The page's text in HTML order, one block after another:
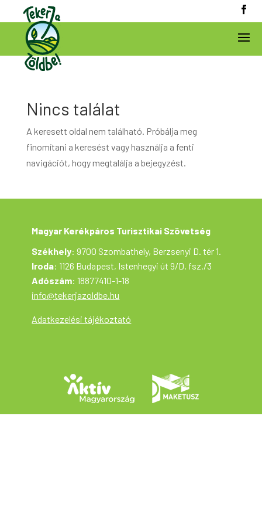
Nincs találat
A keresett oldal nem található. Próbálja meg
finomítani a keresést vagy használja a fenti
navigációt, hogy megtalálja a bejegyzést.
Magyar Kerékpáros Turisztikai Szövetség
Székhely: 9700 Szombathely, Berzsenyi D. tér 1.
Iroda: 1126 Budapest, Istenhegyi út 9/D, fsz./3
Adószám: 18877410-1-18
info@tekerjazoldbe.hu
Adatkezelési tájékoztató